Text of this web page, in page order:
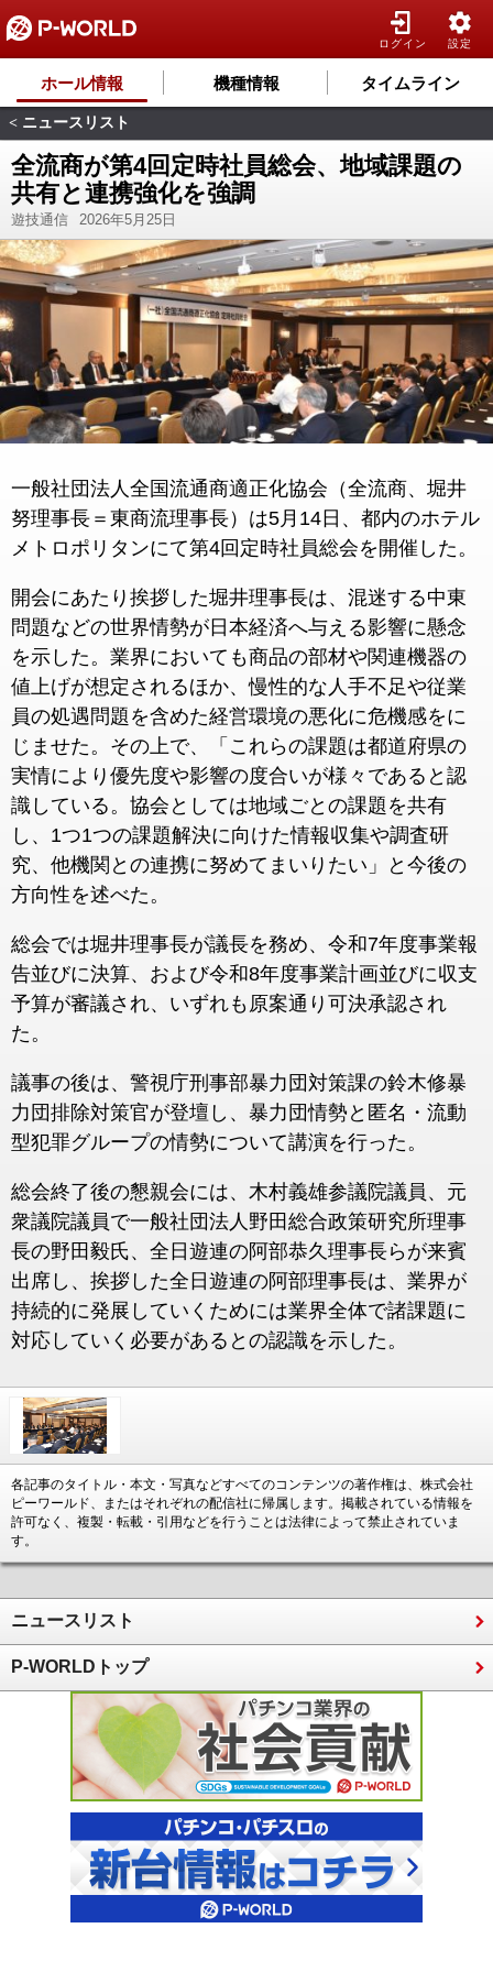
ログイン 設定
ホール情報 機種情報 タイムライン
< ニュースリスト
全流商が第4回定時社員総会、地域課題の
共有と連携強化を強調
遊技通信 2026年5月25日
一般社団法人全国流通商適正化協会（全流商、堀井
努理事長＝東商流理事長）は5月14日、都内のホテル
メトロポリタンにて第4回定時社員総会を開催した。
開会にあたり挨拶した堀井理事長は、混迷する中東
問題などの世界情勢が日本経済へ与える影響に懸念
を示した。業界においても商品の部材や関連機器の
値上げが想定されるほか、慢性的な人手不足や従業
員の処遇問題を含めた経営環境の悪化に危機感をに
じませた。その上で、「これらの課題は都道府県の
実情により優先度や影響の度合いが様々であると認
識している。協会としては地域ごとの課題を共有
し、1つ1つの課題解決に向けた情報収集や調査研
究、他機関との連携に努めてまいりたい」と今後の
方向性を述べた。
総会では堀井理事長が議長を務め、令和7年度事業報
告並びに決算、および令和8年度事業計画並びに収支
予算が審議され、いずれも原案通り可決承認され
た。
議事の後は、警視庁刑事部暴力団対策課の鈴木修暴
力団排除対策官が登壇し、暴力団情勢と匿名・流動
型犯罪グループの情勢について講演を行った。
総会終了後の懇親会には、木村義雄参議院議員、元
衆議院議員で一般社団法人野田総合政策研究所理事
長の野田毅氏、全日遊連の阿部恭久理事長らが来賓
出席し、挨拶した全日遊連の阿部理事長は、業界が
持続的に発展していくためには業界全体で諸課題に
対応していく必要があるとの認識を示した。
各記事のタイトル・本文・写真などすべてのコンテンツの著作権は、株式会社
ピーワールド、またはそれぞれの配信社に帰属します。掲載されている情報を
許可なく、複製・転載・引用などを行うことは法律によって禁止されていま
す。
ニュースリスト
P-WORLDトップ